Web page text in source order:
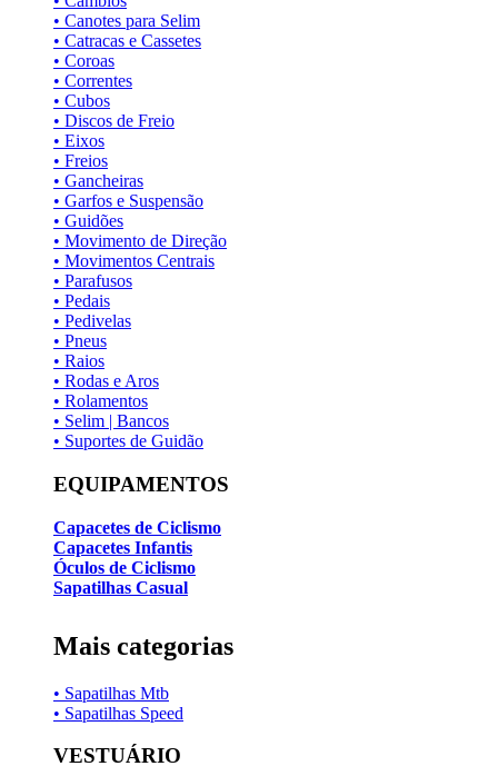
• Canotes para Selim
• Catracas e Cassetes
• Coroas
• Correntes
• Cubos
• Discos de Freio
• Eixos
• Freios
• Gancheiras
• Garfos e Suspensão
• Guidões
• Movimento de Direção
• Movimentos Centrais
• Parafusos
• Pedais
• Pedivelas
• Pneus
• Raios
• Rodas e Aros
• Rolamentos
• Selim | Bancos
• Suportes de Guidão
EQUIPAMENTOS
Capacetes de Ciclismo
Capacetes Infantis
Óculos de Ciclismo
Sapatilhas Casual
Mais categorias
• Sapatilhas Mtb
• Sapatilhas Speed
VESTUÁRIO